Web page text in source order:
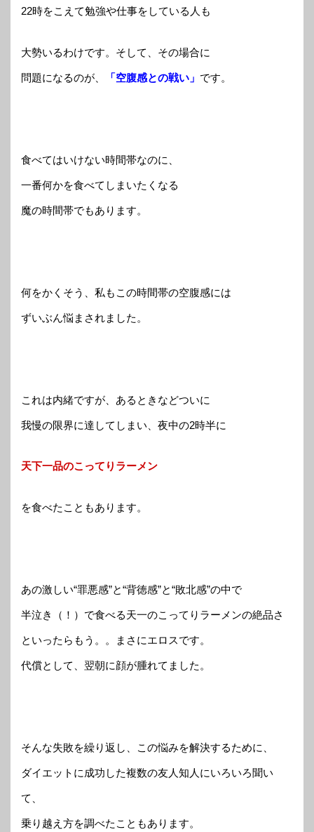
22時をこえて勉強や仕事をしている人も
大勢いるわけです。そして、その場合に
問題になるのが、 「空腹感との戦い」 です。
食べてはいけない時間帯なのに、
一番何かを食べてしまいたくなる
魔の時間帯でもあります。
何をかくそう、私もこの時間帯の空腹感には
ずいぶん悩まされました。
これは内緒ですが、あるときなどついに
我慢の限界に達してしまい、夜中の2時半に
天下一品のこってりラーメン
を食べたこともあります。
あの激しい“罪悪感”と“背徳感”と“敗北感”の中で
半泣き（！）で食べる天一のこってりラーメンの絶品さ
といったらもう。。まさにエロスです。
代償として、翌朝に顔が腫れてました。
そんな失敗を繰り返し、この悩みを解決するために、
ダイエットに成功した複数の友人知人にいろいろ聞い
て、
乗り越え方を調べたこともあります。